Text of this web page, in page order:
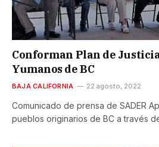
Conforman Plan de
Yumanos de BC
BAJA CALIFORNIA 22 agosto, 2022
Comunicado de prensa de SADER
pueblos originarios de BC a través